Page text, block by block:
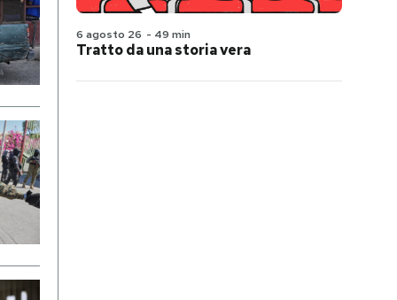
6 agosto 26 - 49 min
Tratto da una storia vera